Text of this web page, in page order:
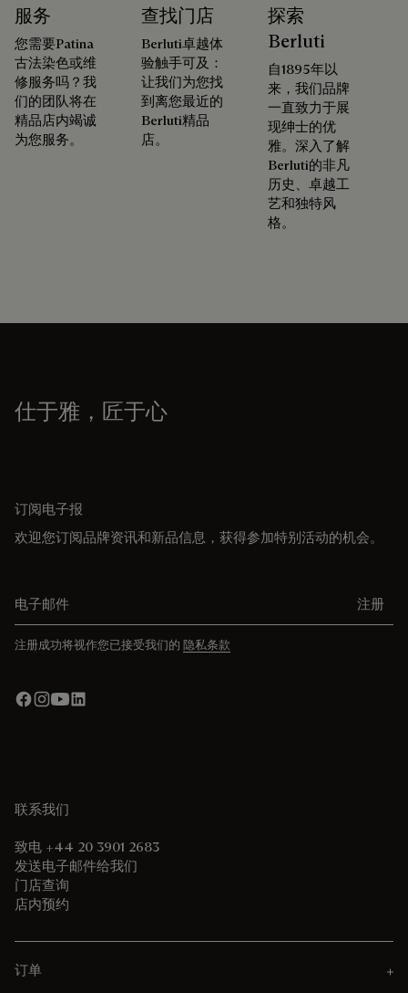
服务
您需要Patina
古法染色或维
修服务吗？我
们的团队将在
精品店内竭诚
为您服务。
查找门店
Berluti卓越体
验触手可及：
让我们为您找
到离您最近的
Berluti精品
店。
探索
Berluti
自1895年以
来，我们品牌
一直致力于展
现绅士的优
雅。深入了解
Berluti的非凡
历史、卓越工
艺和独特风
格。
仕于雅，匠于心
订阅电子报
欢迎您订阅品牌资讯和新品信息，获得参加特别活动的机会。
注册
注册成功将视作您已接受我们的 隐私条款
联系我们
致电 +44 20 3901 2683
发送电子邮件给我们
门店查询
店内预约
订单